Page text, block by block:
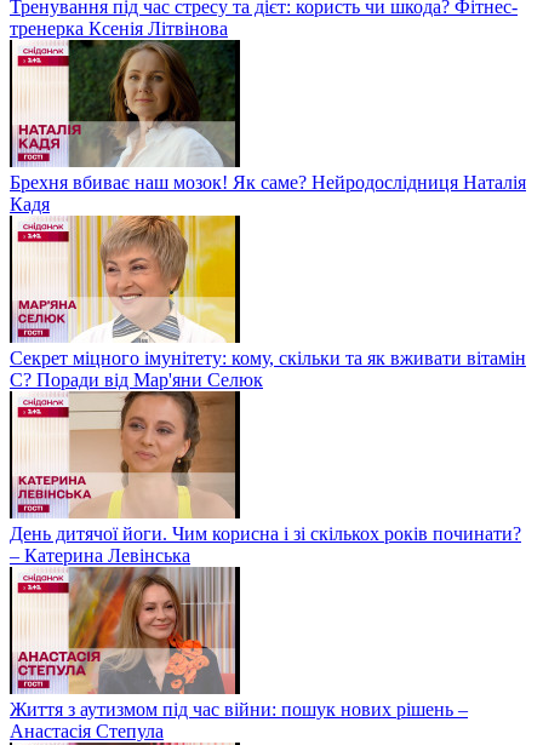
Тренування під час стресу та дієт: користь чи шкода? Фітнес-
тренерка Ксенія Літвінова
Брехня вбиває наш мозок! Як саме? Нейродослідниця Наталія
Кадя
Секрет міцного імунітету: кому, скільки та як вживати вітамін
С? Поради від Мар'яни Селюк
День дитячої йоги. Чим корисна і зі скількох років починати?
– Катерина Левінська
Життя з аутизмом під час війни: пошук нових рішень –
Анастасія Степула